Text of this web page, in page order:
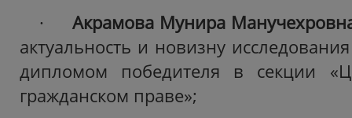
· Акрамова Мунира
актуальность и новизну
дипломом победителя в секции
гражданском праве»;